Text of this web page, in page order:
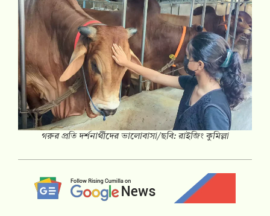
গরুর প্রতি দর্শনার্থীদের ভালোবাসা/ছবি: রাইজিং কুমিল্লা